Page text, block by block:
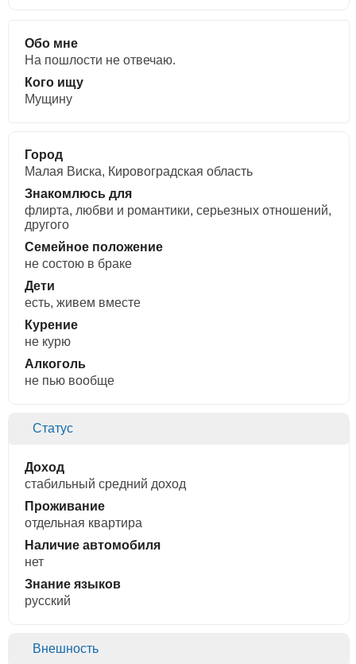
Обо мне
На пошлости не отвечаю.
Кого ищу
Мущину
Город
Малая Виска, Кировоградская область
Знакомлюсь для
флирта, любви и романтики, cерьезных отношений,
другого
Семейное положение
не состою в браке
Дети
есть, живем вместе
Курение
не курю
Алкоголь
не пью вообще
Статус
Доход
стабильный средний доход
Проживание
отдельная квартира
Наличие автомобиля
нет
Знание языков
русский
Внешность